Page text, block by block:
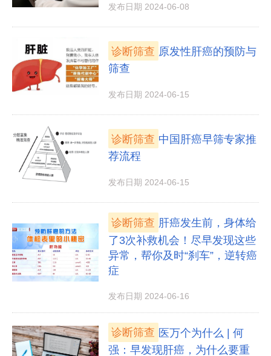
发布日期 2024-06-08
诊断筛查 原发性肝癌的预防与
筛查
发布日期 2024-06-15
诊断筛查 中国肝癌早筛专家推
荐流程
发布日期 2024-06-15
诊断筛查 肝癌发生前，身体给
了3次补救机会！尽早发现这些
异常，帮你及时“刹车”，逆转癌
症
发布日期 2024-06-16
诊断筛查 医万个为什么 | 何
强：早发现肝癌，为什么要重